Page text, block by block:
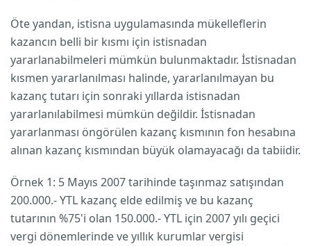
Öte yandan, istisna uygulamasında mükelleflerin
kazancın belli bir kısmı için istisnadan
yararlanabilmeleri mümkün bulunmaktadır. İstisnadan
kısmen yararlanılması halinde, yararlanılmayan bu
kazanç tutarı için sonraki yıllarda istisnadan
yararlanılabilmesi mümkün değildir. İstisnadan
yararlanması öngörülen kazanç kısmının fon hesabına
alınan kazanç kısmından büyük olamayacağı da tabiidir.
Örnek 1: 5 Mayıs 2007 tarihinde taşınmaz satışından
200.000.- YTL kazanç elde edilmiş ve bu kazanç
tutarının %75'i olan 150.000.- YTL için 2007 yılı geçici
vergi dönemlerinde ve yıllık kurumlar vergisi